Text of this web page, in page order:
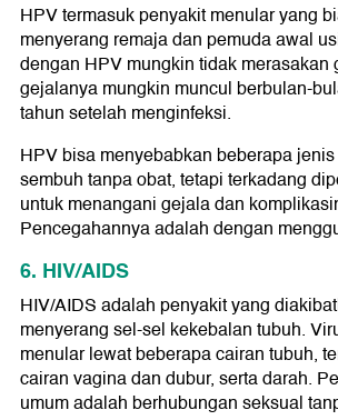
HPV termasuk penyakit menular yang
menyerang remaja dan pemuda awal
dengan HPV mungkin tidak merasakan
gejalanya mungkin muncul berbulan-
tahun setelah menginfeksi.
HPV bisa menyebabkan beberapa
sembuh tanpa obat, tetapi terkadang
untuk menangani gejala dan
Pencegahannya adalah dengan
6. HIV/AIDS
HIV/AIDS adalah penyakit yang
menyerang sel-sel kekebalan tubuh.
menular lewat beberapa cairan tubuh,
cairan vagina dan dubur, serta darah.
umum adalah berhubungan seksual